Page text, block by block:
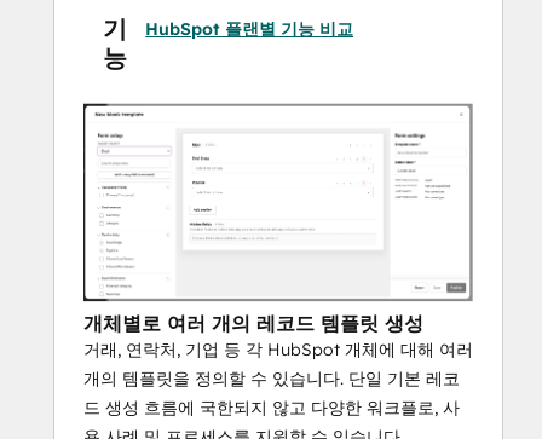
기
능
HubSpot 플랜별 기능 비교
개체별로 여러 개의 레코드 템플릿 생성
거래, 연락처, 기업 등 각 HubSpot 개체에 대해 여러
개의 템플릿을 정의할 수 있습니다. 단일 기본 레코
드 생성 흐름에 국한되지 않고 다양한 워크플로, 사